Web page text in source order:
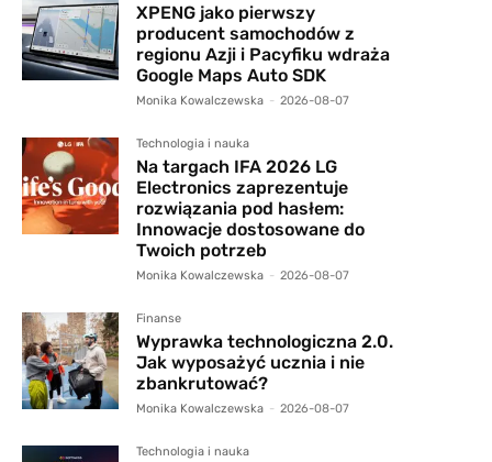
XPENG jako pierwszy
producent samochodów z
regionu Azji i Pacyfiku wdraża
Google Maps Auto SDK
Monika Kowalczewska - 2026-08-07
Technologia i nauka
Na targach IFA 2026 LG
Electronics zaprezentuje
rozwiązania pod hasłem:
Innowacje dostosowane do
Twoich potrzeb
Monika Kowalczewska - 2026-08-07
Finanse
Wyprawka technologiczna 2.0.
Jak wyposażyć ucznia i nie
zbankrutować?
Monika Kowalczewska - 2026-08-07
Technologia i nauka